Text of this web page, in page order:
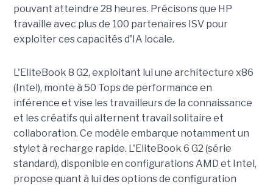
pouvant atteindre 28 heures. Précisons que HP
travaille avec plus de 100 partenaires ISV pour
exploiter ces capacités d'IA locale.
L'EliteBook 8 G2, exploitant lui une architecture x86
(Intel), monte à 50 Tops de performance en
inférence et vise les travailleurs de la connaissance
et les créatifs qui alternent travail solitaire et
collaboration. Ce modèle embarque notamment un
stylet à recharge rapide. L'EliteBook 6 G2 (série
standard), disponible en configurations AMD et Intel,
propose quant à lui des options de configuration